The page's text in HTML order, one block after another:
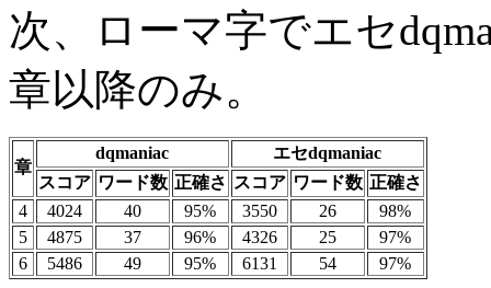
次、ローマ字でエセ
章以降のみ。
章
dqmaniac
エセdqmaniac
スコア ワード数 正確さ スコア ワード数 正確さ
4
4024 40 95% 3550 26
98%
5
4875 37 96% 4326 25
97%
6
5486 49 95% 6131 54 97%